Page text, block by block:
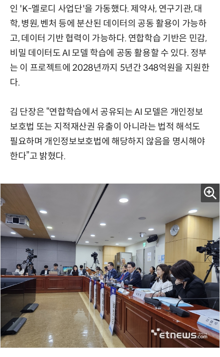
인 'K-멜로디 사업단'을 가동했다. 제약사, 연구기관, 대
학, 병원, 벤처 등에 분산된 데이터의 공동 활용이 가능하
고, 데이터 기반 협력이 가능하다. 연합학습 기반은 민감,
비밀 데이터도 AI 모델 학습에 공동 활용할 수 있다. 정부
는 이 프로젝트에 2028년까지 5년간 348억원을 지원한
다.
김 단장은 “연합학습에서 공유되는 AI 모델은 개인정보
보호법 또는 지적재산권 유출이 아니라는 법적 해석도
필요하며 개인정보보호법에 해당하지 않음을 명시해야
한다”고 밝혔다.